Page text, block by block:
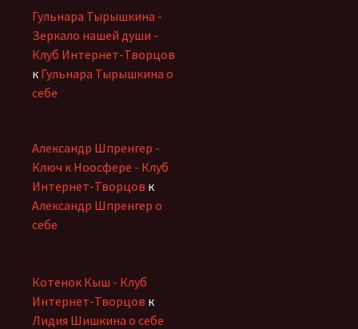
Гульнара Тырышкина -
Зеркало нашей души -
Клуб Интернет-Творцов
к Гульнара Тырышкина о
себе
Александр Шпренгер -
Ключ к Ноосфере - Клуб
Интернет-Творцов к
Александр Шпренгер о
себе
Котенок Кыш - Клуб
Интернет-Творцов к
Лидия Шишкина о себе